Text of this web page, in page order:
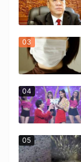
03
04
05